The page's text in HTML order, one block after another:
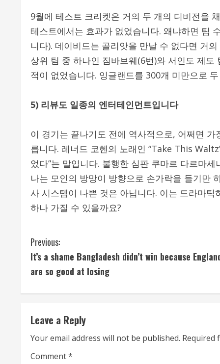
9월에 테스트 크리켓은 거의 두 개의 디비전을
테스트에서는 효과가 없었습니다. 왜냐하면 팀
니다). 데이비드는 골리앗을 만날 수 없다면 거
상위 팀 중 하나인 짐바브웨(6번)와 서인도 제
적이 없었습니다. 잉글랜드를 300개 미만으로
5) 리뷰도 일종의 엔터테인먼트입니다
이 경기는 끝나기도 전에 역사적으로, 어쩌면
릅니다. 레너드 코헨의 노래인 “Take This
었다”는 말입니다. 불행한 심판 쿠마르 다르마
나는 모인의 방망이 방향으로 손가락을 들기만
사 시스템이 나쁜 것은 아닙니다. 이는 드라마
하나 가질 수 있을까요?
C
o
i
n
Previous:
It’s a shame Bangladesh didn’t win because
are so good at losing
Leave a Reply
Your email address will not be published. Required
Comment*